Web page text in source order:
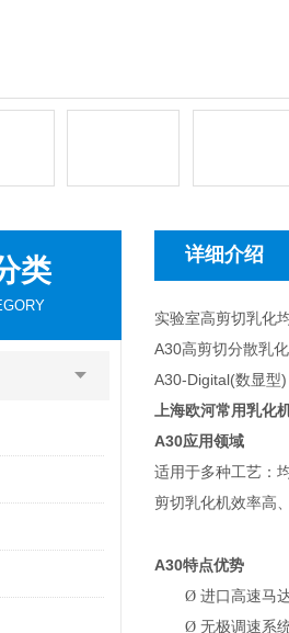
类 详细介绍
实验室高剪切乳化
A30高剪切分散乳
A30-Digital(数显型)
上海欧河常用乳化
A30应用领域
适用于多种工艺：
剪切乳化机效率高
A30特点优势
Ø 进口高速马
Ø 无极调速系